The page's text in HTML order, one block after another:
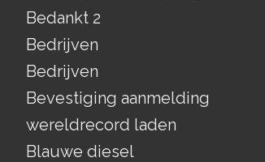
Bedankt 2
Bedrijven
Bedrijven
Bevestiging aanmelding
wereldrecord laden
Blauwe diesel